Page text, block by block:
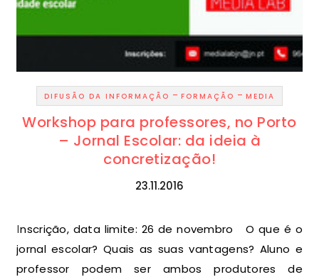
DIFUSÃO DA INFORMAÇÃO - FORMAÇÃO - MEDIA
Workshop para professores, no Porto
– Jornal Escolar: da ideia à
concretização!
23.11.2016
Inscrição, data limite: 26 de novembro O que é o
jornal escolar? Quais as suas vantagens? Aluno e
professor podem ser ambos produtores de